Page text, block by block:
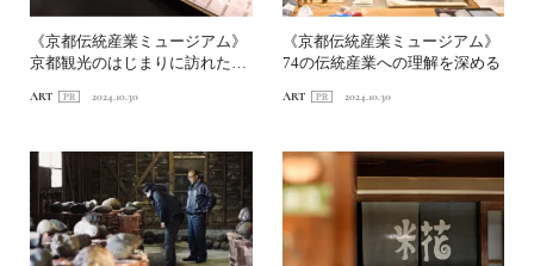
《京都伝統産業ミュージアム》
京都観光のはじまりに訪れたい
ART 2024.10.30
《京都伝統産業ミュージアム》
74の伝統産業への理解を深める
ART 2024.10.30